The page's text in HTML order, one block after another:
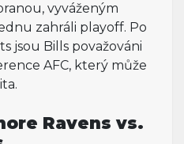
vyváženým
zahráli playoff. Po
jsou Bills považováni
AFC, který může
Ravens vs.